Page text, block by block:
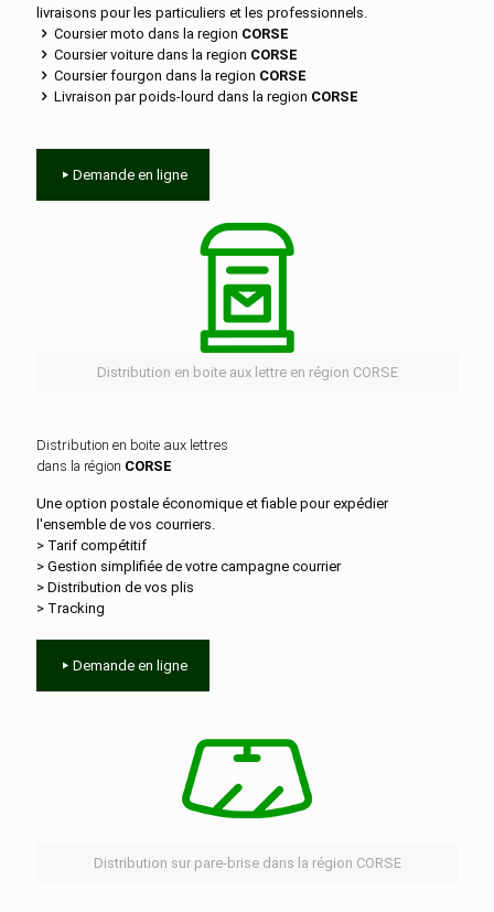
livraisons pour les particuliers et les professionnels.
Coursier moto dans la region CORSE
Coursier voiture dans la region CORSE
Coursier fourgon dans la region CORSE
Livraison par poids-lourd dans la region CORSE
Demande en ligne
Distribution en boite aux lettre en région CORSE
Distribution en boite aux lettres
dans la région CORSE
Une option postale économique et fiable pour expédier
l'ensemble de vos courriers.
> Tarif compétitif
> Gestion simplifiée de votre campagne courrier
> Distribution de vos plis
> Tracking
Demande en ligne
Distribution sur pare-brise dans la région CORSE